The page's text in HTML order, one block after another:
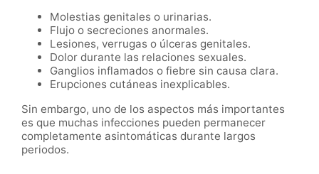
Molestias genitales o urinarias.
Flujo o secreciones anormales.
Lesiones, verrugas o úlceras genitales.
Dolor durante las relaciones sexuales.
Ganglios inflamados o fiebre sin causa clara.
Erupciones cutáneas inexplicables.
Sin embargo, uno de los aspectos más importantes
es que muchas infecciones pueden permanecer
completamente asintomáticas durante largos
periodos.